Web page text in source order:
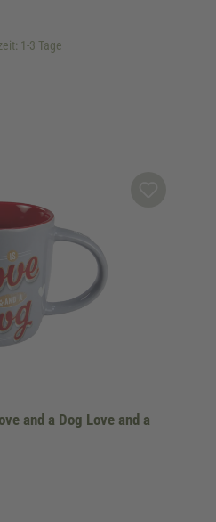
1-3 Tage
and a Dog Love and a